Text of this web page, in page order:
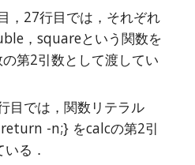
，27行目では，それぞれ
，squareという関数を
第2引数として渡してい
目では，関数リテラル
-n;} をcalcの第2引
る．